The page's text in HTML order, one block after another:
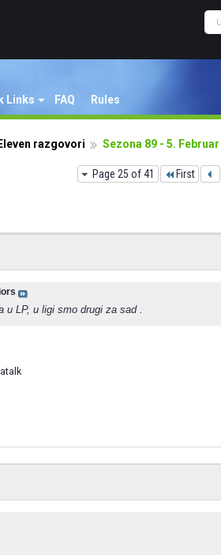
Links FAQ Rules
razgovori Sezona 89 - 5.
Page 25 of 41 First
u LP, u ligi smo drugi za sad .